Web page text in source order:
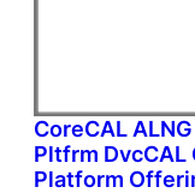
CoreCAL
Pltfrm DvcCAL
Platform